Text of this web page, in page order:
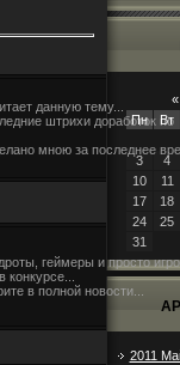
данную тему...
штрихи доработок по
мною за последнее
геймеры и просто
в полной новости...
«
Пн
Вт
3
4
10
11
17
18
24
25
31
2011